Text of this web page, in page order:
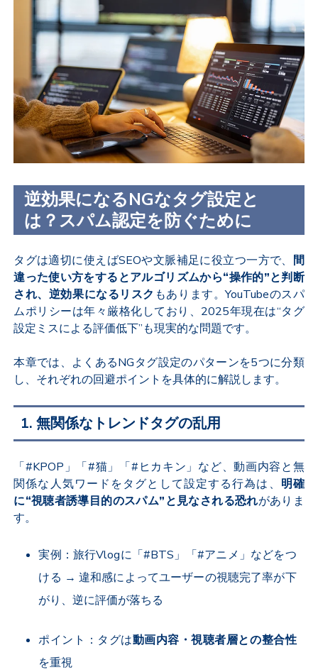
逆効果になるNGなタグ設定と
は？スパム認定を防ぐために
タグは適切に使えばSEOや文脈補足に役立つ一方で、 間
違った使い方をするとアルゴリズムから“操作的”と判断
され、逆効果になるリスク もあります。YouTubeのスパ
ムポリシーは年々厳格化しており、2025年現在は“タグ
設定ミスによる評価低下”も現実的な問題です。
本章では、よくあるNGタグ設定のパターンを5つに分類
し、それぞれの回避ポイントを具体的に解説します。
1. 無関係なトレンドタグの乱用
「#KPOP」「#猫」「#ヒカキン」など、動画内容と無
関係な人気ワードをタグとして設定する行為は、 明確
に“視聴者誘導目的のスパム”と見なされる恐れがありま
す。
実例：旅行Vlogに「#BTS」「#アニメ」などをつ
ける → 違和感によってユーザーの視聴完了率が下
がり、逆に評価が落ちる
ポイント：タグは動画内容・視聴者層との整合性
を重視